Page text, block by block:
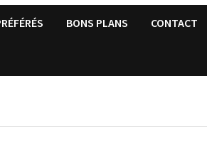
BONS PLANS CONTACT